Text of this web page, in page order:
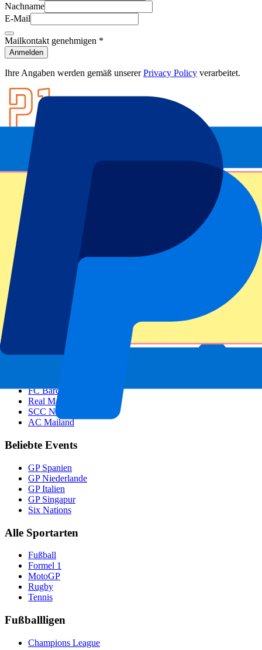
Nachname
E-Mail
Mailkontakt genehmigen *
Anmelden
Ihre Angaben werden gemäß unsererPrivacy Policy verarbeitet.
FAQ
Ist das Datum der Spiele bestätigt?
Kann ich mir meinen Platz aussuchen?
Bietet ihr nur Karten für den Heimbereich an?
Haben Sie weitere Fragen?
Footer menu
FC Barcelona
Real Madrid
SCC Neapel
AC Mailand
Beliebte Events
GP Spanien
GP Niederlande
GP Italien
GP Singapur
Six Nations
Alle Sportarten
Fußball
Formel 1
MotoGP
Rugby
Tennis
Fußballligen
Champions League